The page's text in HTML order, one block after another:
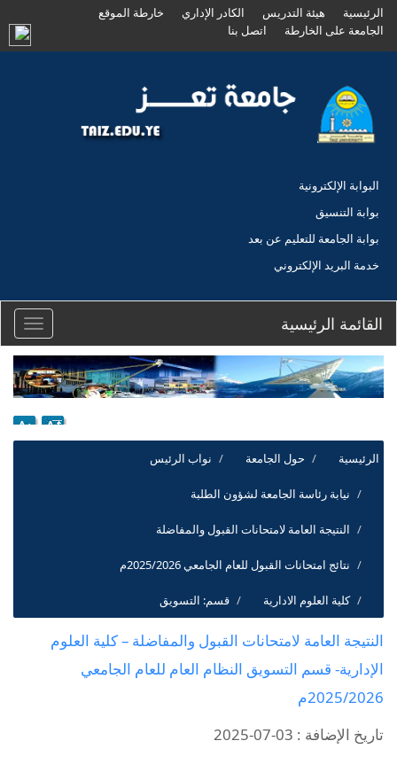
الرئيسية هيئة التدريس الكادر الإداري
خارطة الموقع
الجامعة على الخارطة
اتصل بنا
البوابة الإلكترونية
بوابة التنسيق
بوابة الجامعة للتعليم عن بعد
خدمة البريد الإلكتروني
Toggle
القائمة الرئيسية
الرئيسية حول الجامعة نواب الرئيس
نيابة رئاسة الجامعة لشؤون الطلبة
النتيجة العامة لامتحانات القبول والمفاضلة
نتائج امتحانات القبول للعام الجامعي 2025/2026م
كلية العلوم الادارية قسم: التسويق
النتيجة العامة لامتحانات القبول والمفاضلة – كلية العلوم
الإدارية- قسم التسويق النظام العام للعام الجامعي
2025/2026م
تاريخ الإضافة : 03-07-2025